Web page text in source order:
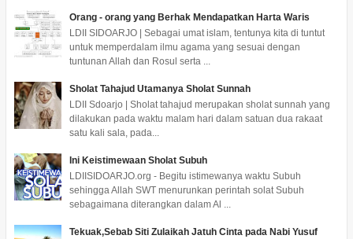
Orang - orang yang Berhak Mendapatkan Harta Waris
LDII SIDOARJO | Sebagai umat islam, tentunya kita di tuntut
untuk memperdalam ilmu agama yang sesuai dengan
tuntunan Allah dan Rosul serta ...
Sholat Tahajud Utamanya Sholat Sunnah
LDII Sdoarjo | Sholat tahajud merupakan sholat sunnah yang
dilakukan pada waktu malam hari dalam satuan dua rakaat
satu kali sala, pada...
Ini Keistimewaan Sholat Subuh
LDIISIDOARJO.org - Begitu istimewanya waktu Subuh
sehingga Allah SWT menurunkan perintah solat Subuh
sebagaimana diterangkan dalam Al ...
Tekuak,Sebab Siti Zulaikah Jatuh Cinta pada Nabi Yusuf